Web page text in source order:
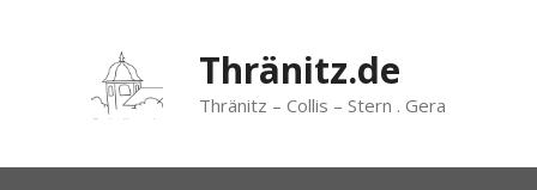
springen
Thränitz.de
Thränitz – Collis – Stern . Gera